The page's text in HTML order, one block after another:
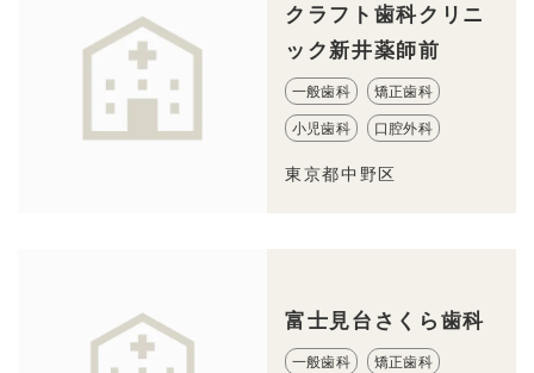
クラフト歯科クリニ
ック新井薬師前
一般歯科 矯正歯科
小児歯科 口腔外科
東京都中野区
富士見台さくら歯科
一般歯科 矯正歯科